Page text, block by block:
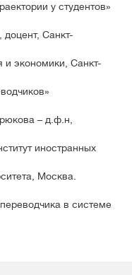
у студентов»
Санкт-
и экономики, Санкт-
– д.ф.н,
иностранных
Москва.
в системе